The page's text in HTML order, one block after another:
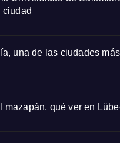
ciudad
una de las ciudades
mazapán, qué ver en